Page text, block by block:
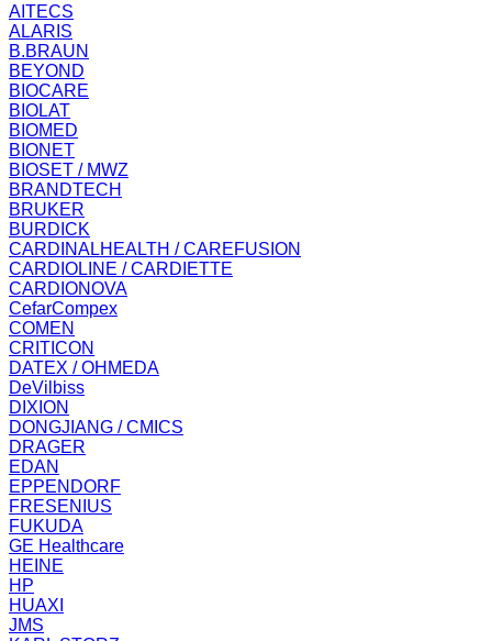
AITECS
ALARIS
B.BRAUN
BEYOND
BIOCARE
BIOLAT
BIOMED
BIONET
BIOSET / MWZ
BRANDTECH
BRUKER
BURDICK
CARDINALHEALTH / CAREFUSION
CARDIOLINE / CARDIETTE
CARDIONOVA
CefarCompex
COMEN
CRITICON
DATEX / OHMEDA
DeVilbiss
DIXION
DONGJIANG / CMICS
DRAGER
EDAN
EPPENDORF
FRESENIUS
FUKUDA
GE Healthcare
HEINE
HP
HUAXI
JMS